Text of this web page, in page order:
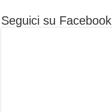
Seguici su Facebook